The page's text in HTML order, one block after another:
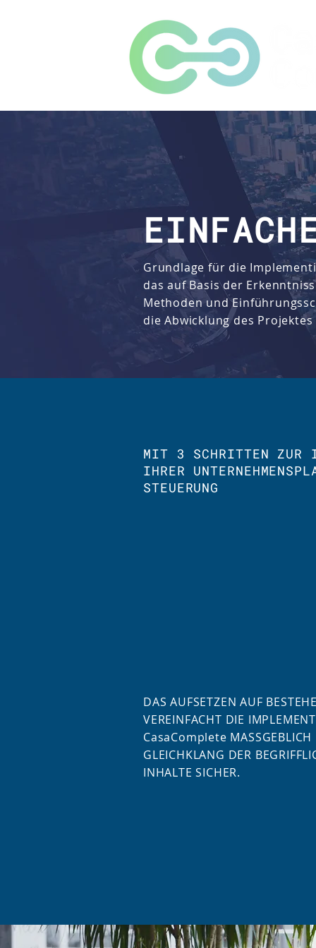
Grundlage für die
das auf Basis der
Methoden und
die Abwicklung des
MIT 3 SCHRITTEN ZUR
IHRER
STEUERUNG
DAS AUFSETZEN AUF
VEREINFACHT DIE
CasaComplete MASSGEBLICH
GLEICHKLANG DER
INHALTE SICHER.